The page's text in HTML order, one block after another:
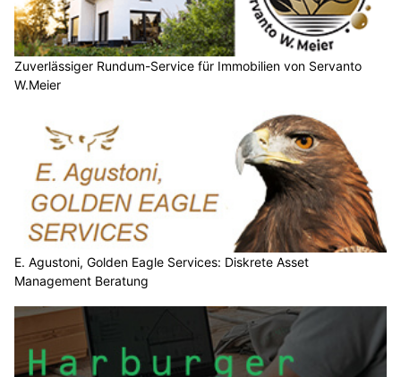
Zuverlässiger Rundum-Service für Immobilien von Servanto
W.Meier
E. Agustoni, Golden Eagle Services: Diskrete Asset
Management Beratung